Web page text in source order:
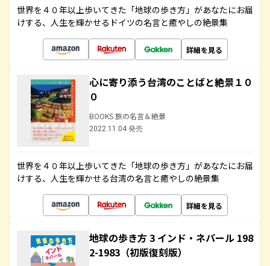
世界を４０年以上歩いてきた「地球の歩き方」があなたにお届
けする、人生を輝かせるドイツの名言と癒やしの絶景集
詳細を見る
心に寄り添う台湾のことばと絶景１０
０
BOOKS 旅の名言＆絶景
2022.11.04 発売
世界を４０年以上歩いてきた「地球の歩き方」があなたにお届
けする、人生を輝かせる台湾の名言と癒やしの絶景集
詳細を見る
地球の歩き方 3 インド・ネパール 198
2-1983（初版復刻版）